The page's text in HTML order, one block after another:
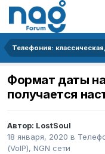
Формат даты на
получается
Автор: LostSoul
18 января, 2020 в
(VoIP), NGN сети